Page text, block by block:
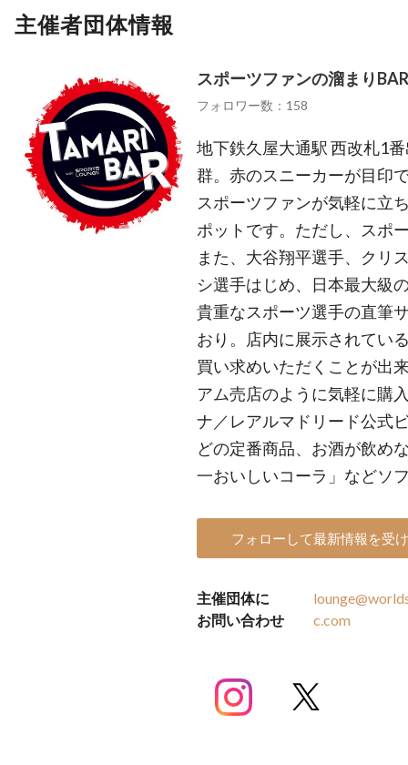
主催者団体情報
スポーツファンの溜まりBAR
フォロワー数：158
地下鉄久屋大通駅 西改札1
群。赤のスニーカーが目印
スポーツファンが気軽に立
ポットです。ただし、スポ
また、大谷翔平選手、クリ
シ選手はじめ、日本最大級
貴重なスポーツ選手の直筆
おり。店内に展示されてい
買い求めいただくことが出
アム売店のように気軽に購
ナ／レアルマドリード公式
どの定番商品、お酒が飲め
一おいしいコーラ」などソ
フォローして最新情報を受
主催団体に
お問い合わせ
c.com